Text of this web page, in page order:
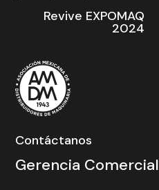
Revive EXPOMAQ
2024
Contáctanos
Gerencia Comercial